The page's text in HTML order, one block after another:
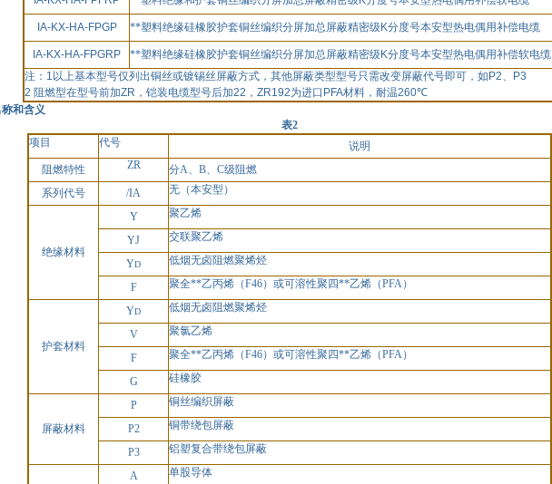
IA-KX-HA-FPGP **塑料绝缘硅橡胶护套铜丝编织分屏加总屏蔽精密级 K分度号本安型热电偶用补偿电缆
IA-KX-HA-FPGRP **塑料绝缘硅橡胶护套铜丝编织分屏加总屏蔽精密级 K分度号本安型热电偶用补偿软电缆
注： 1 以上基本型号仅列出铜丝或镀锡丝屏蔽方式，其他屏蔽类型型号只需改变屏蔽代号即可，如 P2、
P3
2 阻燃型在型号前加ZR ，铠装电缆型号后加22 ， ZR192为进口 PFA材料，耐温260℃
和含义
表2
项目
代号
说明
阻燃特性
ZR 分A、B、C级阻燃
系列代号
/IA 无 （本安型）
绝缘材料
Y 聚乙烯
YJ 交联聚乙烯
YD 低烟无卤阻燃聚烯烃
F 聚全**乙丙烯 （F46）或可溶性聚四**乙烯（PFA）
护套材料
YD 低烟无卤阻燃聚烯烃
V 聚氯乙烯
F 聚全**乙丙烯 （F46）或可溶性聚四**乙烯（PFA）
G 硅橡胶
屏蔽材料
P 铜丝编织屏蔽
P2 铜带绕包屏蔽
P3 铝塑复合带绕包屏蔽
A 单股导体